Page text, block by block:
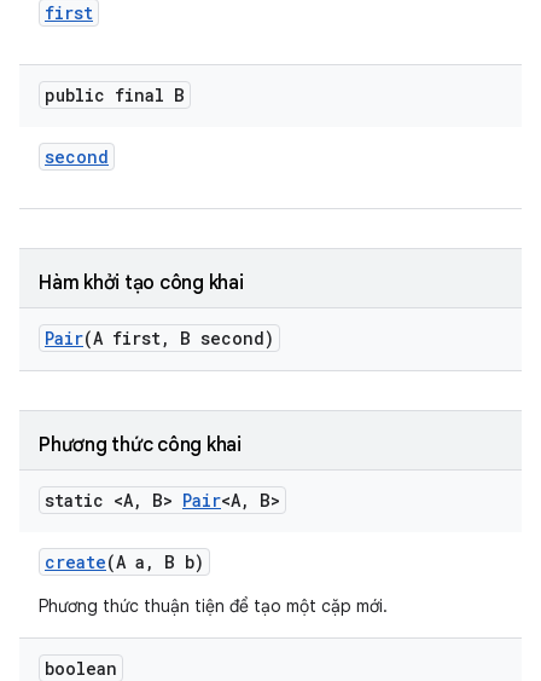
first
public final B
second
Hàm khởi tạo công khai
Pair(A first, B second)
Phương thức công khai
static <A, B> Pair<A, B>
create(A a , B b)
Phương thức thuận tiện để tạo một cặp mới.
boolean